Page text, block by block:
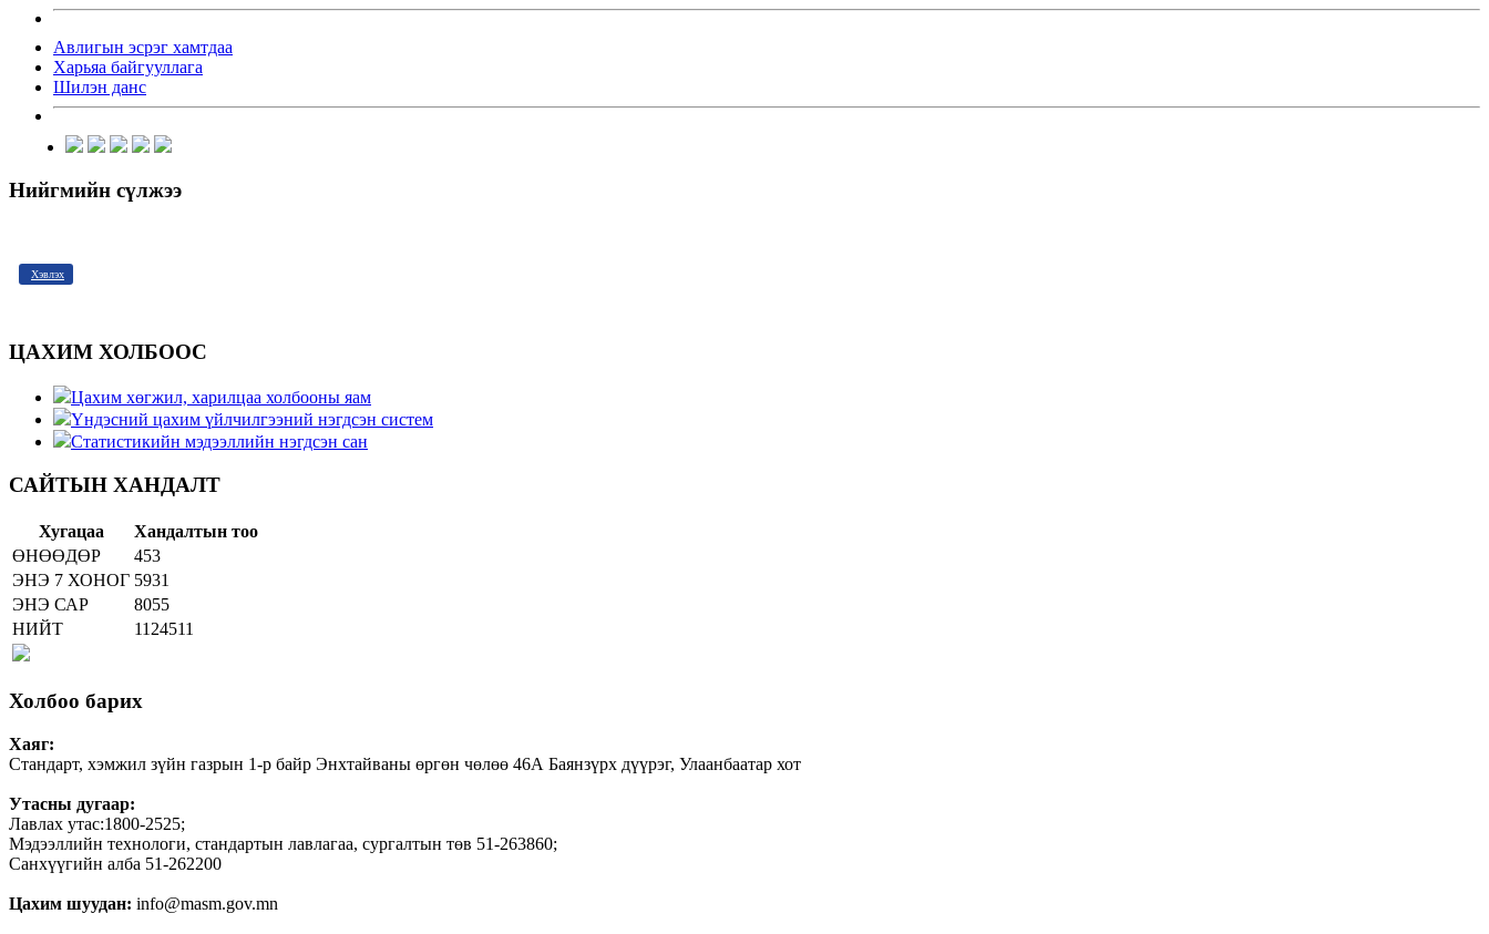
Авлигын эсрэг хамтдаа
Харьяа байгууллага
Шилэн данс
Нийгмийн сүлжээ
Хэвлэх
ЦАХИМ ХОЛБООС
Цахим хөгжил, харилцаа холбооны яам
Үндэсний цахим үйлчилгээний нэгдсэн систем
Статистикийн мэдээллийн нэгдсэн сан
САЙТЫН ХАНДАЛТ
Хугацаа
Хандалтын тоо
ӨНӨӨДӨР
453
ЭНЭ 7 ХОНОГ 5931
ЭНЭ САР
8055
НИЙТ
1124511
Холбоо барих
Хаяг:
Стандарт, хэмжил зүйн газрын 1-р байр Энхтайваны өргөн чөлөө 46А Баянзүрх дүүрэг, Улаанбаатар хот
Утасны дугаар:
Лавлах утас:1800-2525;
Мэдээллийн технологи, стандартын лавлагаа, сургалтын төв 51-263860;
Санхүүгийн алба 51-262200
Цахим шуудан: info@masm.gov.mn